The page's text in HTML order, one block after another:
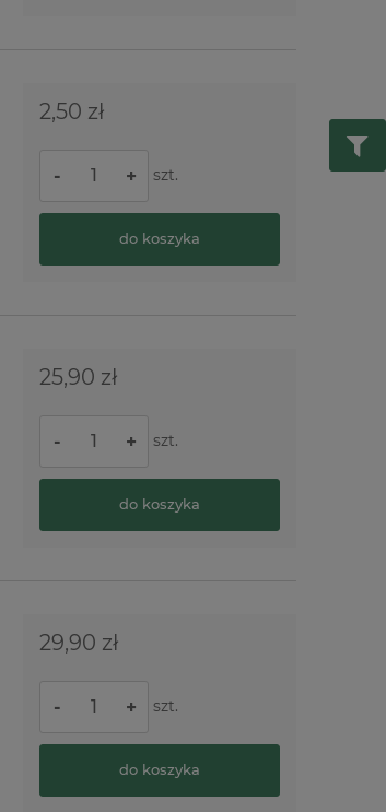
2,50 zł
- + szt.
do koszyka
25,90 zł
- + szt.
do koszyka
29,90 zł
- + szt.
do koszyka